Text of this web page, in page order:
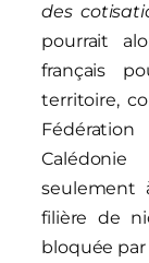
des
pourrait
français
territoire,
seulement
filière de
bloquée par